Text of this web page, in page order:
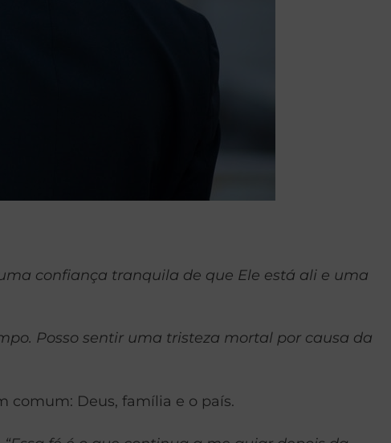
confiança tranquila de que Ele está ali e uma
Posso sentir uma tristeza mortal por causa da
comum: Deus, família e o país.